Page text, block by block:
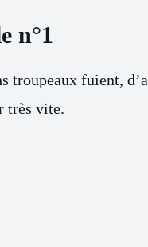
n°1
troupeaux fuient,
très vite.